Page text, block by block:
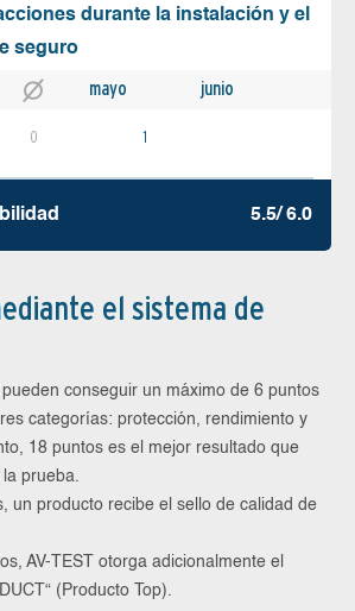
durante la instalación y el
seguro
mayo junio
0 1
5.5/ 6.0
el sistema de
pueden conseguir un máximo de 6 puntos
categorías: protección, rendimiento y
18 puntos es el mejor resultado que
prueba.
un producto recibe el sello de calidad de
AV-TEST otorga adicionalmente el
(Producto Top).